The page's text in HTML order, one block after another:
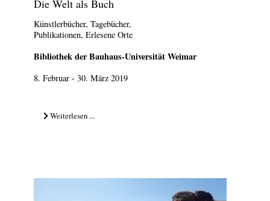
Die Welt als Buch
Künstlerbücher, Tagebücher,
Publikationen, Erlesene Orte
Bibliothek der Bauhaus-Universität Weimar
8. Februar - 30. März 2019
Weiterlesen ...